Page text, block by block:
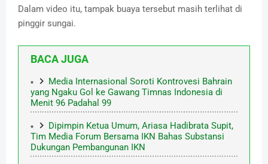
Dalam video itu, tampak buaya tersebut masih terlihat di
pinggir sungai.
BACA JUGA
Media Internasional Soroti Kontrovesi Bahrain
yang Ngaku Gol ke Gawang Timnas Indonesia di
Menit 96 Padahal 99
Dipimpin Ketua Umum, Ariasa Hadibrata Supit,
Tim Media Forum Bersama IKN Bahas Substansi
Dukungan Pembangunan IKN